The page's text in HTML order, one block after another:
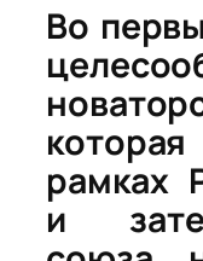
Во
рамках
и